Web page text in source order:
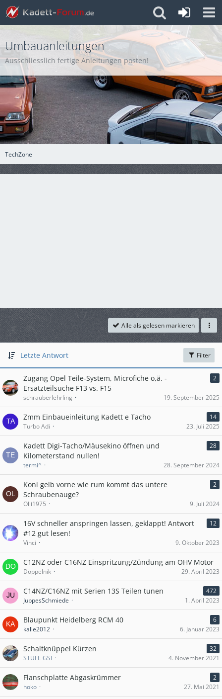
TechZone
Umbauanleitungen
Ausschliesslich fertige Anleitungen posten!
Alle als gelesen markieren
Letzte Antwort Filter
Zugang Opel Teile-System, Microfiche o,ä. -
Ersatzteilsuche F13 vs. F15
2
schrauberlehrling 19. September 2025
Zmm Einbaueinleitung Kadett e Tacho
14
Turbo Adi
23. Juli 2025
Kadett Digi-Tacho/Mäusekino öffnen und
Kilometerstand nullen!
28
termi^ 28. September 2024
Koni gelb vorne wie rum kommt das untere
Schraubenauge?
2
Olli1975 9. Juli 2024
16V schneller anspringen lassen, geklappt! Antwort
#12 gut lesen!
12
Vinci 9. Oktober 2023
C12NZ oder C16NZ Einspritzung/Zündung am OHV Motor
Doppelnik 29. April 2023
C14NZ/C16NZ mit Serien 13S Teilen tunen
472
JuppesSchmiede
1. April 2023
Blaupunkt Heidelberg RCM 40
6
kalle2012
6. Januar 2023
Schaltknüppel Kürzen
32
STUFE GSI
4. November 2021
Flanschplatte Abgaskrümmer
2
hoko
27. Mai 2021